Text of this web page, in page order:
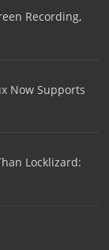
Recording,
Now Supports
Locklizard: